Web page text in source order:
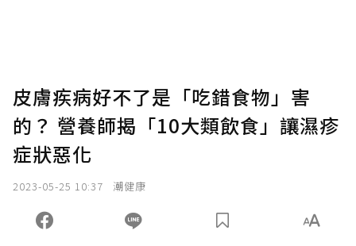
皮膚疾病好不了是「吃錯食物」害
的？ 營養師揭「10大類飲食」讓濕疹
症狀惡化
2023-05-25 10:37 潮健康